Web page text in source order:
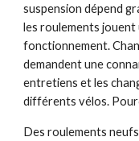
suspension dépend
les roulements
fonctionnement.
demandent une
entretiens et les
différents vélos.
Des roulements